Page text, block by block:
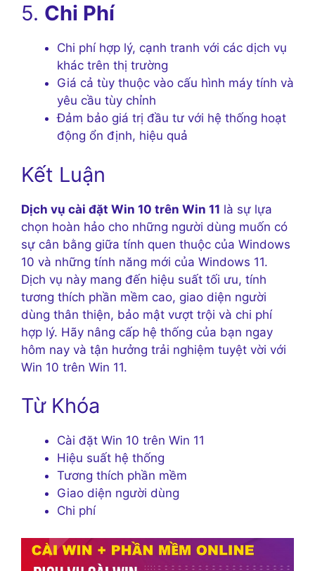
5. Chi Phí
Chi phí hợp lý, cạnh tranh với các dịch vụ
khác trên thị trường
Giá cả tùy thuộc vào cấu hình máy tính và
yêu cầu tùy chỉnh
Đảm bảo giá trị đầu tư với hệ thống hoạt
động ổn định, hiệu quả
Kết Luận
Dịch vụ cài đặt Win 10 trên Win 11 là sự lựa
chọn hoàn hảo cho những người dùng muốn có
sự cân bằng giữa tính quen thuộc của Windows
10 và những tính năng mới của Windows 11.
Dịch vụ này mang đến hiệu suất tối ưu, tính
tương thích phần mềm cao, giao diện người
dùng thân thiện, bảo mật vượt trội và chi phí
hợp lý. Hãy nâng cấp hệ thống của bạn ngay
hôm nay và tận hưởng trải nghiệm tuyệt vời với
Win 10 trên Win 11.
Từ Khóa
Cài đặt Win 10 trên Win 11
Hiệu suất hệ thống
Tương thích phần mềm
Giao diện người dùng
Chi phí